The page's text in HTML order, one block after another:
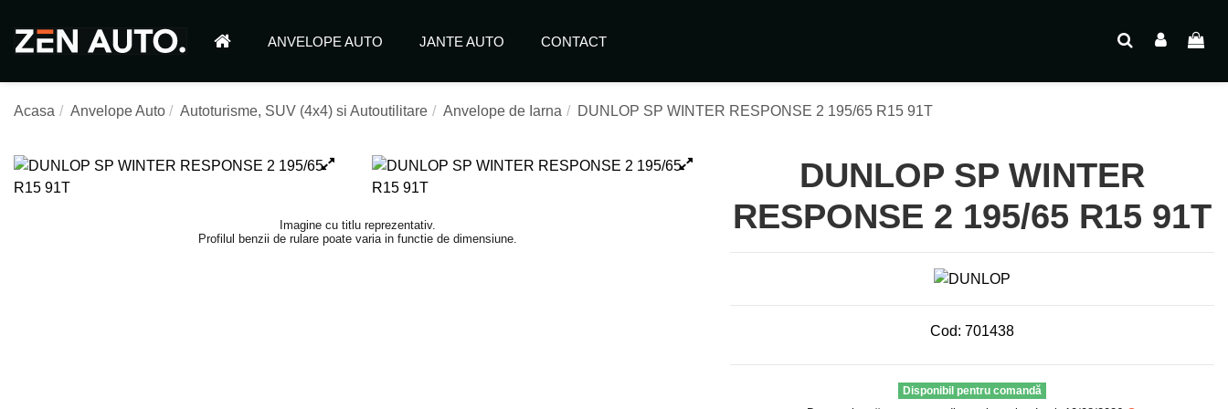
ANVELOPE AUTO JANTE AUTO CONTACT
Acasa Anvelope Auto Autoturisme, SUV (4x4) si Autoutilitare Anvelope de Iarna DUNLOP SP WINTER RESPONSE 2 195/65 R15 91T
Imagine cu titlu reprezentativ.
Profilul benzii de rulare poate varia in functie de dimensiune.
DUNLOP SP WINTER
RESPONSE 2 195/65 R15 91T
Cod: 701438
Disponibil pentru comandă